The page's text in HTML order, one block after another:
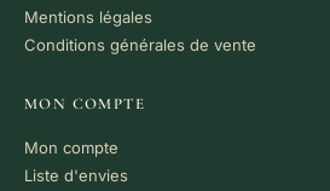
Mentions légales
Conditions générales de vente
MON COMPTE
Mon compte
Liste d'envies